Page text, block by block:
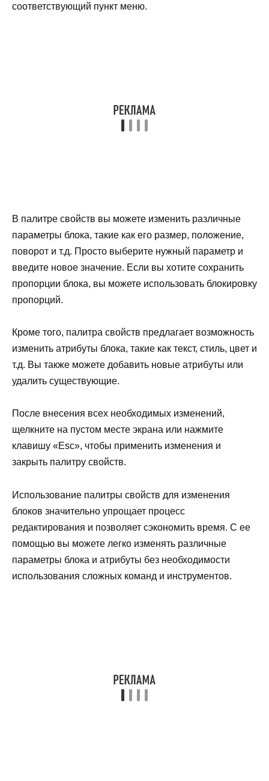
соответствующий пункт меню.
В палитре свойств вы можете изменить различные
параметры блока, такие как его размер, положение,
поворот и т.д. Просто выберите нужный параметр и
введите новое значение. Если вы хотите сохранить
пропорции блока, вы можете использовать блокировку
пропорций.
Кроме того, палитра свойств предлагает возможность
изменить атрибуты блока, такие как текст, стиль, цвет и
т.д. Вы также можете добавить новые атрибуты или
удалить существующие.
После внесения всех необходимых изменений,
щелкните на пустом месте экрана или нажмите
клавишу «Esc», чтобы применить изменения и
закрыть палитру свойств.
Использование палитры свойств для изменения
блоков значительно упрощает процесс
редактирования и позволяет сэкономить время. С ее
помощью вы можете легко изменять различные
параметры блока и атрибуты без необходимости
использования сложных команд и инструментов.